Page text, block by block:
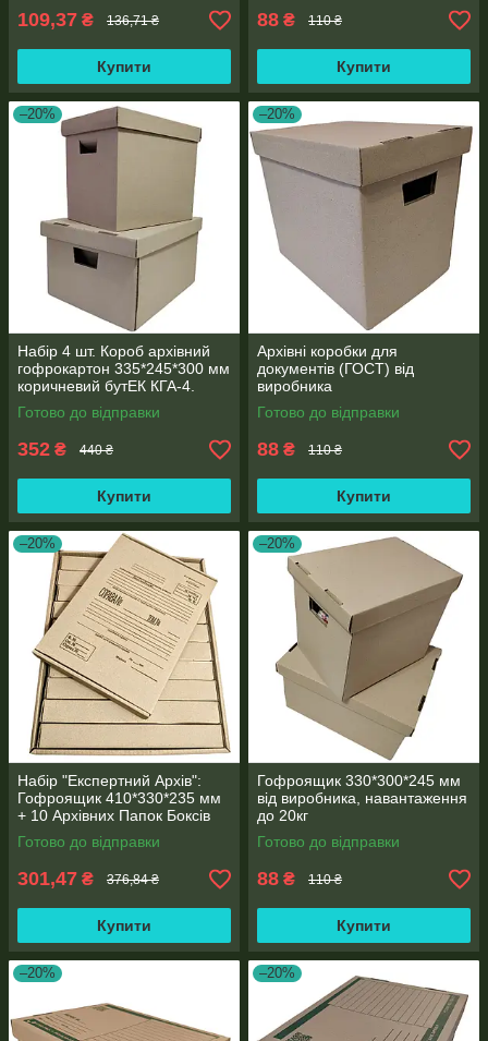
109,37 ₴ 136,71 ₴
Купити
88 ₴ 110 ₴
Купити
–20%
Набір 4 шт. Короб архівний
гофрокартон 335*245*300 мм
коричневий бутЕК КГА-4.
Готово до відправки
352 ₴ 440 ₴
Купити
–20%
Архівні коробки для
документів (ГОСТ) від
виробника
Готово до відправки
88 ₴ 110 ₴
Купити
–20%
Набір "Експертний Архів":
Гофроящик 410*330*235 мм
+ 10 Архівних Папок Боксів
323*228*40 мм
Готово до відправки
301,47 ₴ 376,84 ₴
Купити
–20%
Гофроящик 330*300*245 мм
від виробника, навантаження
до 20кг
Готово до відправки
88 ₴ 110 ₴
Купити
–20% –20%